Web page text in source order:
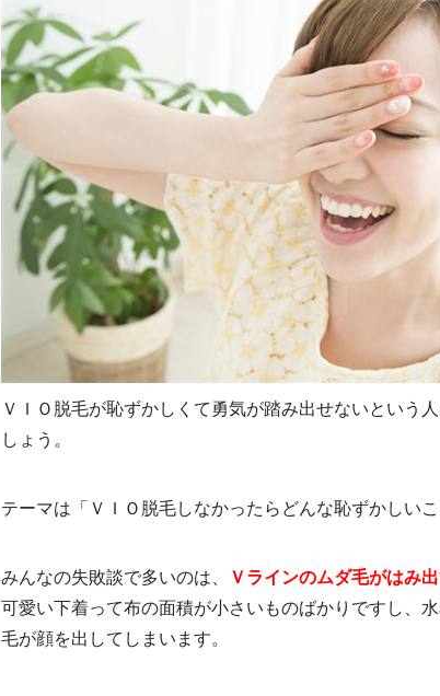
ＶＩＯ脱毛が恥ずかしくて勇気が踏み出せないという
しょう。
テーマは「ＶＩＯ脱毛しなかったらどんな恥ずかしいこ
みんなの失敗談で多いのは、 Ｖラインのムダ毛がはみ
可愛い下着って布の面積が小さいものばかりですし、
毛が顔を出してしまいます。